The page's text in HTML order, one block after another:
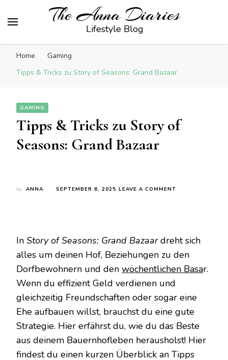
The Anna Diaries
Lifestyle Blog
Home
Gaming
Tipps & Tricks zu Story of Seasons: Grand Bazaar
GAMING
Tipps & Tricks zu Story of
Seasons: Grand Bazaar
by ANNA SEPTEMBER 6, 2025 LEAVE A COMMENT
OF
SEASONS:
BAZAAR
In Story of Seasons: Grand Bazaardreht sich
alles um deinen Hof, Beziehungen zu den
Dorfbewohnern und den wöchentlichen Basar.
Wenn du effizient Geld verdienen und
gleichzeitig Freundschaften oder sogar eine
Ehe aufbauen willst, brauchst du eine gute
Strategie. Hier erfährst du, wie du das Beste
aus deinem Bauernhofleben herausholst! Hier
findest du einen kurzen Überblick an Tipps